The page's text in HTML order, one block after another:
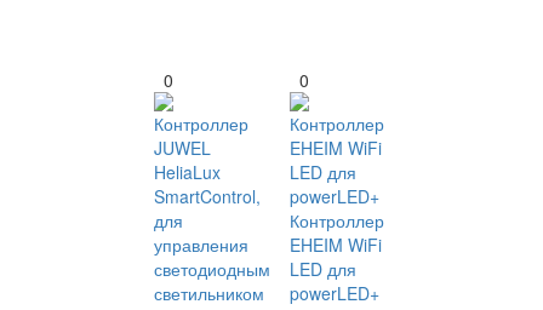
0 0
Контроллер
EHEIM WiFi
LED для
powerLED+